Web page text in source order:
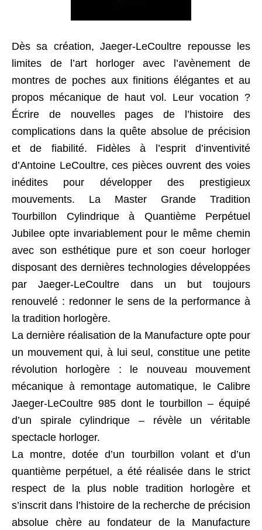
Dès sa création, Jaeger-LeCoultre repousse les
limites de l’art horloger avec l’avènement de
montres de poches aux finitions élégantes et au
propos mécanique de haut vol. Leur vocation ?
Écrire de nouvelles pages de l’histoire des
complications dans la quête absolue de précision
et de fiabilité. Fidèles à l’esprit d’inventivité
d’Antoine LeCoultre, ces pièces ouvrent des voies
inédites pour développer des prestigieux
mouvements. La Master Grande Tradition
Tourbillon Cylindrique à Quantième Perpétuel
Jubilee opte invariablement pour le même chemin
avec son esthétique pure et son coeur horloger
disposant des dernières technologies développées
par Jaeger-LeCoultre dans un but toujours
renouvelé : redonner le sens de la performance à
la tradition horlogère.
La dernière réalisation de la Manufacture opte pour
un mouvement qui, à lui seul, constitue une petite
révolution horlogère : le nouveau mouvement
mécanique à remontage automatique, le Calibre
Jaeger-LeCoultre 985 dont le tourbillon – équipé
d’un spirale cylindrique – révèle un véritable
spectacle horloger.
La montre, dotée d’un tourbillon volant et d’un
quantième perpétuel, a été réalisée dans le strict
respect de la plus noble tradition horlogère et
s’inscrit dans l’histoire de la recherche de précision
absolue chère au fondateur de la Manufacture